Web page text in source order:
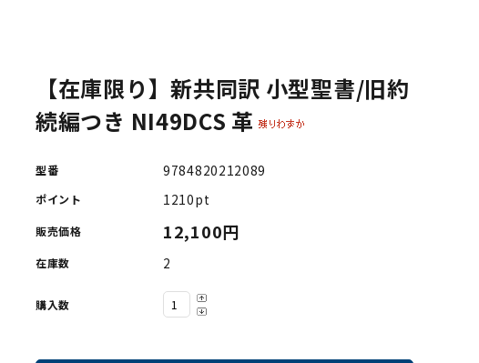
【在庫限り】新共同訳 小型聖書/旧約
続編つき NI49DCS 革
型番 9784820212089
ポイント 1210pt
販売価格 12,100円
在庫数 2
購入数